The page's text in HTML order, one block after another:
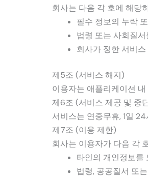
회사는 다음 각 호에 해당
필수 정보의 누락
법령 또는 사회질
회사가 정한 서비
제5조 (서비스 해지)
이용자는 애플리케이션
제6조 (서비스 제공 및 중
서비스는 연중무휴, 1일
제7조 (이용 제한)
회사는 이용자가 다음 각
타인의 개인정보를
법령, 공공질서 또